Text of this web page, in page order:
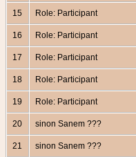
15 Role: Participant
16 Role: Participant
17 Role: Participant
18 Role: Participant
19 Role: Participant
20 sinon Sanem ???
21 sinon Sanem ???